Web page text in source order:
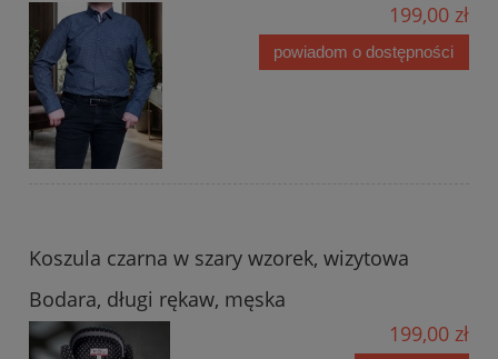
199,00 zł
powiadom o dostępności
Koszula czarna w szary wzorek, wizytowa
Bodara, długi rękaw, męska
199,00 zł